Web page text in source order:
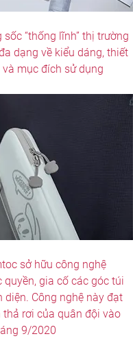
“thống lĩnh” thị trường
dạng về kiểu dáng, thiết
và mục đích sử dụng
sở hữu công nghệ
quyền, gia cố các góc túi
diện. Công nghệ này đạt
rơi của quân đội vào
9/2020